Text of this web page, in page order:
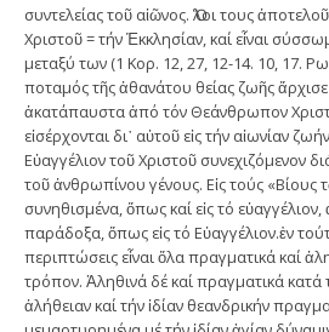
συντελείας τοῦ αἰῶνος. Ὅλοι τους
Χριστοῦ = τήν Ἐκκλησίαν, καί εἶναι
μεταξύ των (1 Κορ. 12, 27, 12-14. 10, 17.
ποταμός τῆς ἀθανάτου θείας ζωῆς
ἀκατάπαυστα ἀπό τόν Θεάνθρωπον
εἰσέρχονται δι᾽ αὐτοῦ εἰς τήν αἰωνίαν
Εὐαγγέλιον τοῦ Χριστοῦ συνεχιζόμενον
τοῦ ἀνθρωπίνου γένους. Εἰς τούς «Βίους
συνηθισμένα, ὅπως καί εἰς τό εὐαγγέλιον,
παράδοξα, ὅπως εἰς τό Εὐαγγέλιον.ἐν
περιπτώσεις εἶναι ὅλα πραγματικά καί
τρόπον. Ἀληθινά δέ καί πραγματικά κατά
ἀλήθειαν καί τήν ἰδίαν θεανδρικήν